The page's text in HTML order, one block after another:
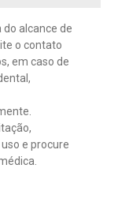
alcance de
o contato
em caso de
e procure